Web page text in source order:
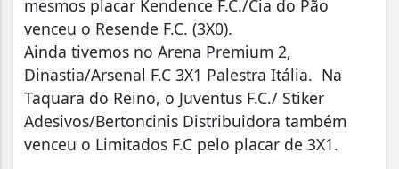
mesmos placar Kendence F.C./Cia do Pão
venceu o Resende F.C. (3X0).
Ainda tivemos no Arena Premium 2,
Dinastia/Arsenal F.C 3X1 Palestra Itália. Na
Taquara do Reino, o Juventus F.C./ Stiker
Adesivos/Bertoncinis Distribuidora também
venceu o Limitados F.C pelo placar de 3X1.